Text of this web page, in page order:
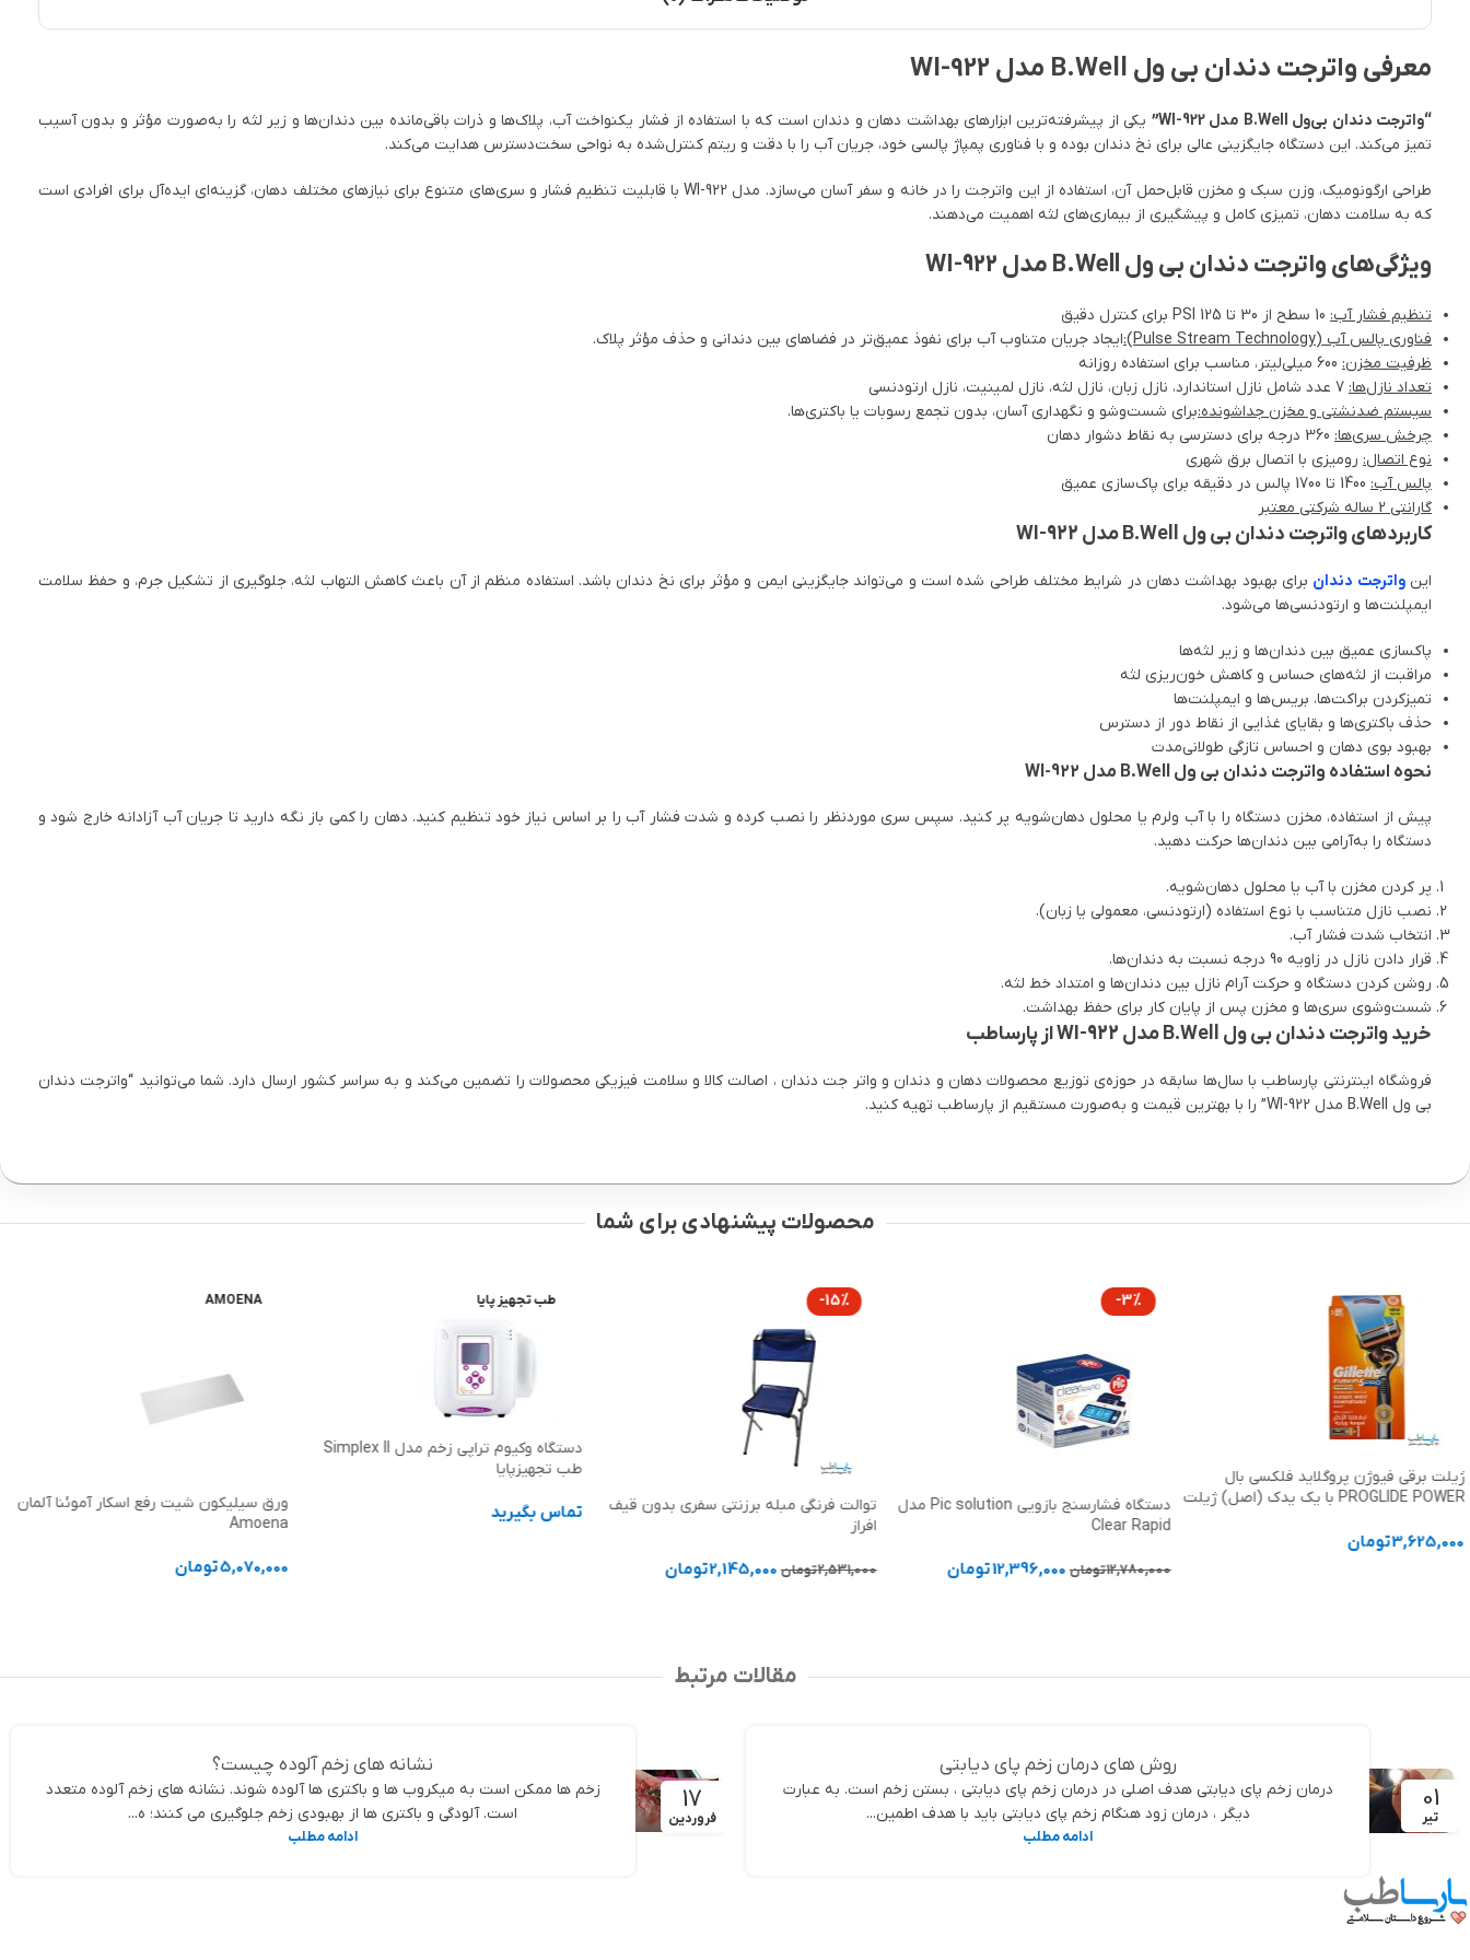
معرفی واترجت دندان بی ول B.Well مدل WI-922
“واترجت دندان بی‌ول B.Well مدل WI-922”
یکی از پیشرفته‌ترین ابزارهای بهداشت دهان و دندان است که با استفاده از فشار یکنواخت آب، پلاک‌ها و ذرات باقی‌مانده بین دندان‌ها و زیر لثه را به‌صورت مؤثر و بدون آسیب
تمیز می‌کند. این دستگاه جایگزینی عالی برای نخ دندان بوده و با فناوری پمپاژ پالسی خود، جریان آب را با دقت و ریتم کنترل‌شده به نواحی سخت‌دسترس هدایت می‌کند.
طراحی ارگونومیک، وزن سبک و مخزن قابل‌حمل آن، استفاده از این واترجت را در خانه و سفر آسان می‌سازد. مدل WI-922 با قابلیت تنظیم فشار و سری‌های متنوع برای نیازهای مختلف دهان، گزینه‌ای ایده‌آل برای افرادی است
که به سلامت دهان، تمیزی کامل و پیشگیری از بیماری‌های لثه اهمیت می‌دهند.
ویژگی‌های واترجت دندان بی ول B.Well مدل WI-922
تنظیم فشار آب:
فناوری پالس آب (Pulse Stream Technology):
ایجاد جریان متناوب آب برای نفوذ عمیق‌تر در فضاهای بین دندانی و حذف مؤثر پلاک.
ظرفیت مخزن:
تعداد نازل‌ها:
سیستم ضدنشتی و مخزن جداشونده:برای شست‌وشو و نگهداری آسان، بدون تجمع رسوبات یا باکتری‌ها.
چرخش سری‌ها:
نوع اتصال: رومیزی با اتصال برق شهری
پالس آب:
گارانتی 2 ساله شرکتی معتبر
کاربردهای واترجت دندان بی ول B.Well مدل WI-922
اینواترجت دندان برای بهبود بهداشت دهان در شرایط مختلف طراحی شده است و می‌تواند جایگزینی ایمن و مؤثر برای نخ دندان باشد. استفاده منظم از آن باعث کاهش التهاب لثه، جلوگیری از تشکیل جرم، و حفظ سلامت
ایمپلنت‌ها و ارتودنسی‌ها می‌شود.
پاکسازی عمیق بین دندان‌ها و زیر لثه‌ها
مراقبت از لثه‌های حساس و کاهش خون‌ریزی لثه
تمیزکردن براکت‌ها، بریس‌ها و ایمپلنت‌ها
حذف باکتری‌ها و بقایای غذایی از نقاط دور از دسترس
بهبود بوی دهان و احساس تازگی طولانی‌مدت
نحوه استفاده واترجت دندان بی ول B.Well مدل WI-922
پیش از استفاده، مخزن دستگاه را با آب ولرم یا محلول دهان‌شویه پر کنید. سپس سری موردنظر را نصب کرده و شدت فشار آب را بر اساس نیاز خود تنظیم کنید. دهان را کمی باز نگه دارید تا جریان آب آزادانه خارج شود و
دستگاه را به‌آرامی بین دندان‌ها حرکت دهید.
پر کردن مخزن با آب یا محلول دهان‌شویه.
نصب نازل متناسب با نوع استفاده (ارتودنسی، معمولی یا زبان).
انتخاب شدت فشار آب.
قرار دادن نازل در زاویه 90 درجه نسبت به دندان‌ها.
روشن کردن دستگاه و حرکت آرام نازل بین دندان‌ها و امتداد خط لثه.
شست‌وشوی سری‌ها و مخزن پس از پایان کار برای حفظ بهداشت.
خرید واترجت دندان بی ول B.Well مدل WI-922 از پارساطب
فروشگاه اینترنتی پارساطب با سال‌ها سابقه در حوزه‌ی توزیع محصولات دهان و دندان و واتر جت دندان ، اصالت کالا و سلامت فیزیکی محصولات را تضمین می‌کند و به سراسر کشور ارسال دارد. شما می‌توانید “واترجت دندان
بی ول B.Well مدل WI-922” را با بهترین قیمت و به‌صورت مستقیم از پارساطب تهیه کنید.
محصولات پیشنهادی برای شما
ژیلت برقی فیوژن پروگلاید فلکسی بال
PROGLIDE POWER با یک یدک (اصل) ژیلت
3,625,000تومان
-3%
دستگاه فشارسنج بازویی Pic solution مدل
Clear Rapid
12,780,000تومان 12,396,000تومان
-15%
توالت فرنگی مبله برزنتی سفری بدون قیف
افراز
2,531,000تومان 2,145,000تومان
طب تجهیز پایا
دستگاه وکیوم تراپی زخم مدل Simplex II
طب تجهیزپایا
تماس بگیرید
AMOENA
ورق سیلیکون شیت رفع اسکار آموئنا آلمان
Amoena
5,070,000تومان
مقالات مرتبط
01
تیر
روش های درمان زخم پای دیابتی
درمان زخم پای دیابتی هدف اصلی در درمان زخم پای دیابتی ، بستن زخم است. به عبارت
دیگر ، درمان زود هنگام زخم پای دیابتی باید با هدف اطمین...
ادامه مطلب
17
فروردین
نشانه های زخم آلوده چیست؟
زخم ها ممکن است به میکروب ها و باکتری ها آلوده شوند. نشانه های زخم آلوده متعدد
است. آلودگی و باکتری ها از بهبودی زخم جلوگیری می کنند؛ ه...
ادامه مطلب